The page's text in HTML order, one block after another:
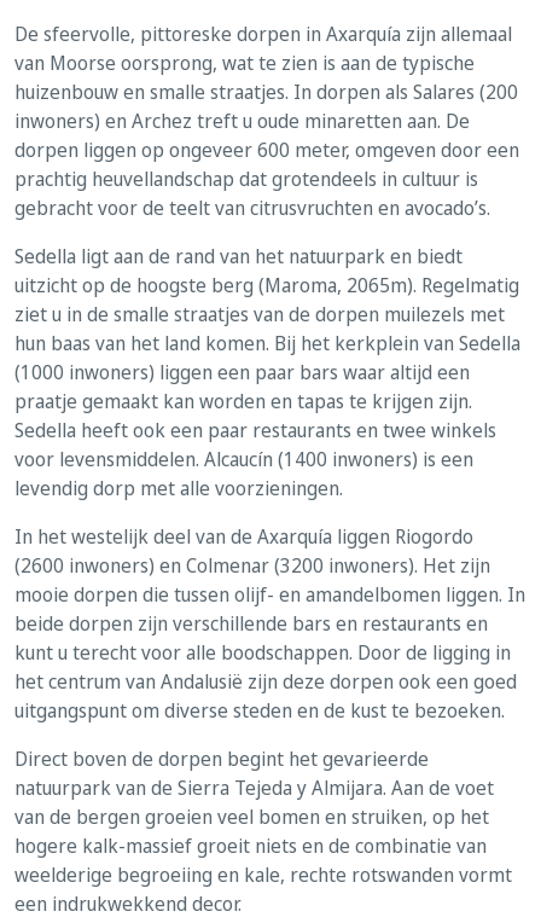
De sfeervolle, pittoreske dorpen in Axarquía zijn allemaal
van Moorse oorsprong, wat te zien is aan de typische
huizenbouw en smalle straatjes. In dorpen als Salares (200
inwoners) en Archez treft u oude minaretten aan. De
dorpen liggen op ongeveer 600 meter, omgeven door een
prachtig heuvellandschap dat grotendeels in cultuur is
gebracht voor de teelt van citrusvruchten en avocado’s.
Sedella ligt aan de rand van het natuurpark en biedt
uitzicht op de hoogste berg (Maroma, 2065m). Regelmatig
ziet u in de smalle straatjes van de dorpen muilezels met
hun baas van het land komen. Bij het kerkplein van Sedella
(1000 inwoners) liggen een paar bars waar altijd een
praatje gemaakt kan worden en tapas te krijgen zijn.
Sedella heeft ook een paar restaurants en twee winkels
voor levensmiddelen. Alcaucín (1400 inwoners) is een
levendig dorp met alle voorzieningen.
In het westelijk deel van de Axarquía liggen Riogordo
(2600 inwoners) en Colmenar (3200 inwoners). Het zijn
mooie dorpen die tussen olijf- en amandelbomen liggen. In
beide dorpen zijn verschillende bars en restaurants en
kunt u terecht voor alle boodschappen. Door de ligging in
het centrum van Andalusië zijn deze dorpen ook een goed
uitgangspunt om diverse steden en de kust te bezoeken.
Direct boven de dorpen begint het gevarieerde
natuurpark van de Sierra Tejeda y Almijara. Aan de voet
van de bergen groeien veel bomen en struiken, op het
hogere kalk-massief groeit niets en de combinatie van
weelderige begroeiing en kale, rechte rotswanden vormt
een indrukwekkend decor.